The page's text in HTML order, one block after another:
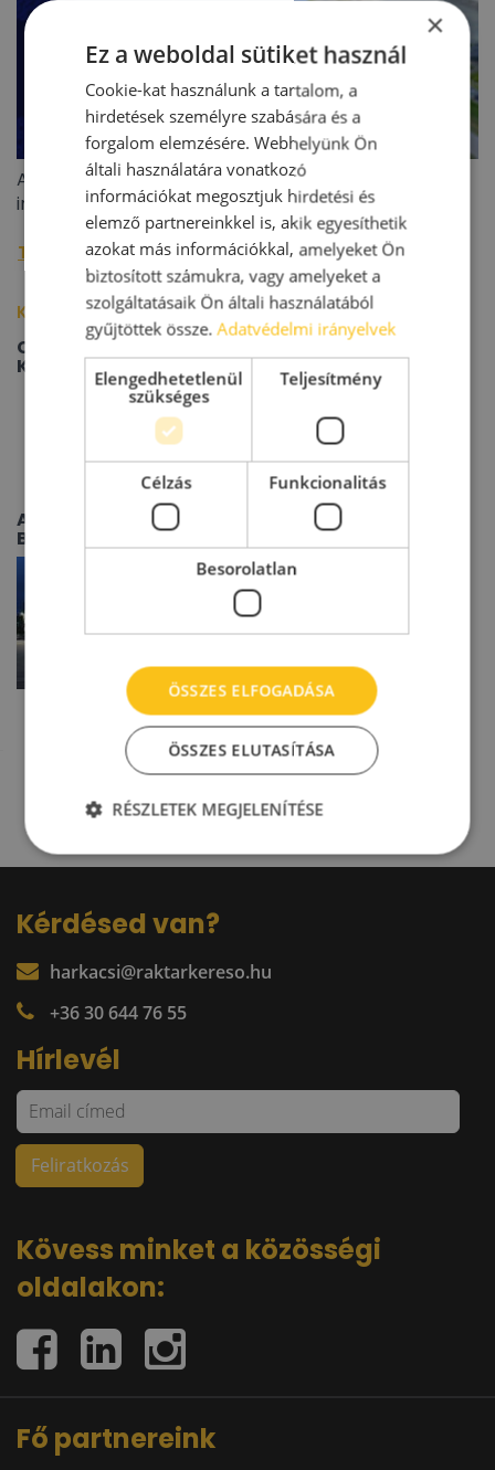
A BIEF 2026 második negyedéves ipari/logisztikai
ingatlanoiaci jelentése
További raktárpiaci hírek »
Kapcsolódó épületek/cégek
CPI Hungary
Kft.
Airport City
Business Park
Kérdésed van?
harkacsi@raktarkereso.hu
+36 30 644 76 55
Hírlevél
Kövess minket a közösségi
oldalakon:
Fő partnereink
×
Ez a weboldal sütiket használ
Cookie-kat használunk a tartalom, a
hirdetések személyre szabására és a
forgalom elemzésére. Webhelyünk Ön
általi használatára vonatkozó
információkat megosztjuk hirdetési és
elemző partnereinkkel is, akik egyesíthetik
azokat más információkkal, amelyeket Ön
biztosított számukra, vagy amelyeket a
szolgáltatásaik Ön általi használatából
gyűjtöttek össze.Adatvédelmi irányelvek
Elengedhetetlenül
szükséges
Teljesítmény
Célzás Funkcionalitás
Besorolatlan
ÖSSZES ELFOGADÁSA
ÖSSZES ELUTASÍTÁSA
RÉSZLETEK MEGJELENÍTÉSE